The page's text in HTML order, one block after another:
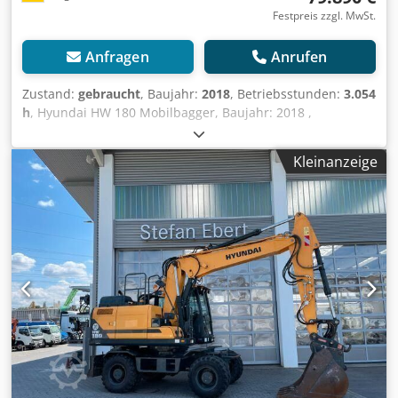
Festpreis zzgl. MwSt.
Anfragen Anrufen
Zustand: gebraucht, Baujahr: 2018, Betriebsstunden: 3.054
h, Hyundai HW 180 Mobilbagger, Baujahr: 2018 ,
Betriebsstunden: nur 3.054h!, HS10 Schnellwechsler
hydraulsich, hydr. Grabenräumer, Schildabstützung,
Verstellausleger, Hammer- Scherenhydraulik, Kamera
Rechts, links & Heck, Radio, Klimaanlage, Motor:
[127kW/173PS], Gewicht: 18.770kg, guter Zustand,
einsatzbereit!, Auf Wunsch unterbreiten wir Ihnen ein
Leasing- oder Finanzierungsangebot., Herr Mihm (Tel.
betreut Sie gerne., Weitere Informationen finden Sie auf
unserer Homepage., Irrtümer und Zwischenverkauf
vorbehalten! englisch: Hyundai HW 180 Mobile Excavator,
Year of Manufacture: 2018, Operating Hours: only 3.054
hours!, HS10 hydraulic quick coupler, hydraulic trencher,
blade support, adjustable boom, hammer and shear
hydraulics, cameras on the right, left, and rear, radio, air
conditioning, Engine: [127 kW/173 PS], Weight: 18.770 kg,
Kleinanzeige